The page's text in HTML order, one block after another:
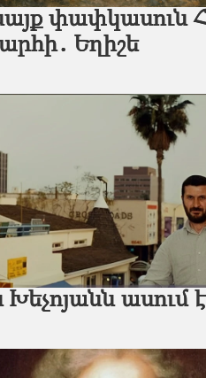
փափկասուն
Եղիշե
Խեչոյանն ասում